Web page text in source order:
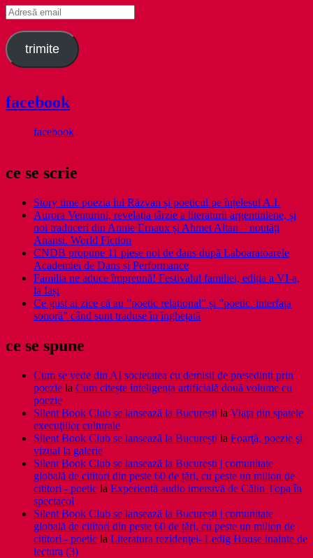
Adresă
email
trimite
facebook
facebook
ce se scrie
Story time poezia lui Răzvan și poeticul pe înțelesul A.I.
Aurora Venturini, revelația târzie a literaturii argentiniene, și
noi traduceri din Annie Ernaux și Ahmet Altan – noutăți
Anansi. World Fiction
CNDB propune 11 piese noi de dans după Laboaratoarele
Academiei de Dans și Performance
Familia ne aduce împreună! Festivalul familiei, ediția a VI-a,
la Iași
Ce gust ai zice că au ”poetic relațional” și ”poetic. interfața
sonoră” când sunt traduse în înghețată
ce se spune
Cum se vede din AI societatea cu demisii de președinți prin
poezie la Cum citește inteligența artificială două volume cu
poezie
Silent Book Club se lansează la București la Viaţa din spatele
execuţiilor culturale
Silent Book Club se lansează la București la Foarţă, poezie şi
vizual la galerie
Silent Book Club se lansează la București | comunitate
globală de cititori din peste 60 de țări, cu peste un milion de
cititori - poetic la Experiență audio imersivă de Călin Țopa în
spectacol
Silent Book Club se lansează la București | comunitate
globală de cititori din peste 60 de țări, cu peste un milion de
cititori - poetic la Literatura rezidenţei- Ledig House inainte de
lectura (3)